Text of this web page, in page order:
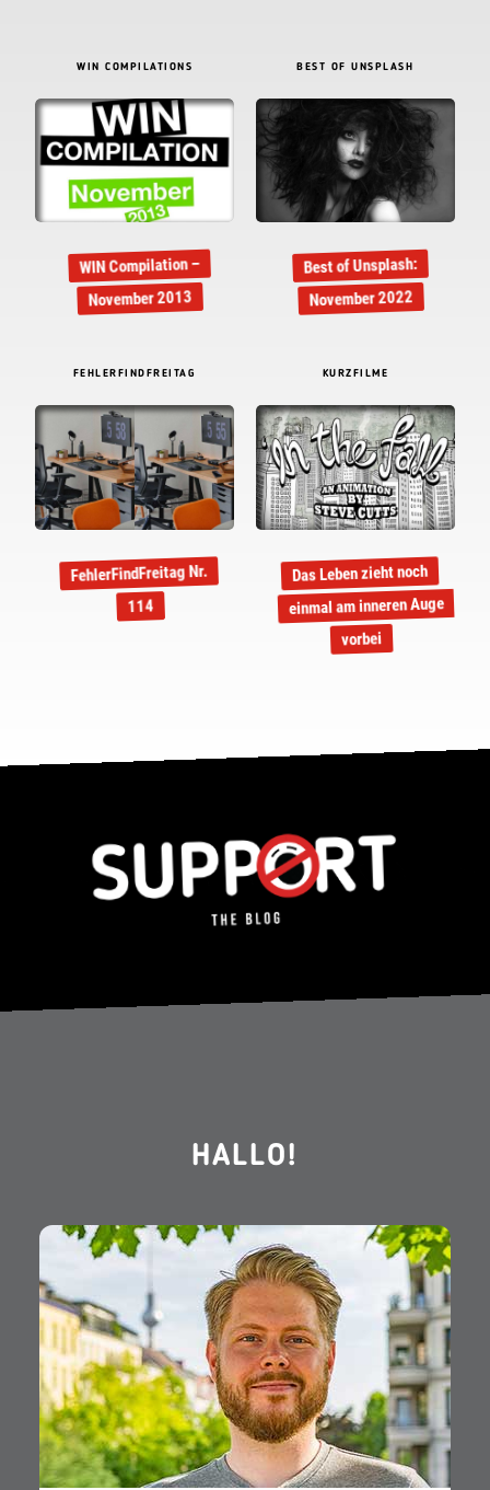
WIN COMPILATIONS
WIN Compilation –
November 2013
BEST OF UNSPLASH
Best of Unsplash:
November 2022
FEHLERFINDFREITAG
FehlerFindFreitag Nr.
114
KURZFILME
Das Leben zieht noch
einmal am inneren Auge
vorbei
HALLO!